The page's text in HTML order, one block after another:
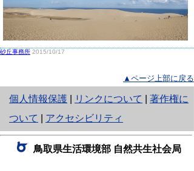
砂丘事務所 2015/10/17
▲ページ上部に戻る
個人情報保護
と
り
ネ
ッ
リンクについて
著作権に
ついて
アクセシビリティ
鳥取県生活環境部 自然共生社会局